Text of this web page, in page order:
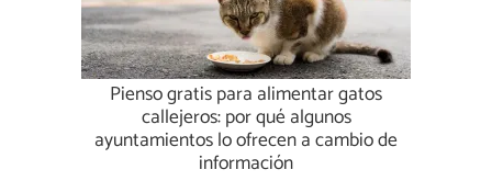
Pienso gratis para alimentar gatos
callejeros: por qué algunos
ayuntamientos lo ofrecen a cambio de
información